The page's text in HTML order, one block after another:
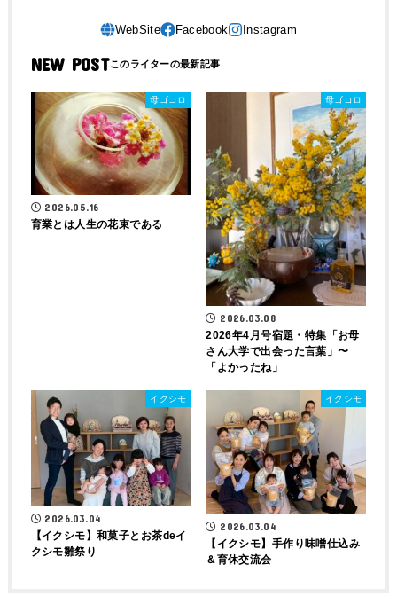
NEW POST
母ゴコロ
2026.05.16
育業とは人生の花束である
母ゴコロ
2026.03.08
2026年4月号宿題・特集「お母
さん大学で出会った言葉」〜
「よかったね」
イクシモ
2026.03.04
【イクシモ】和菓子とお茶deイ
クシモ雛祭り
イクシモ
2026.03.04
【イクシモ】手作り味噌仕込み
＆育休交流会